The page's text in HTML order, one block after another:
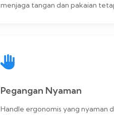
menjaga tangan dan pakaian
Pegangan Nyaman
Handle ergonomis yang nyaman